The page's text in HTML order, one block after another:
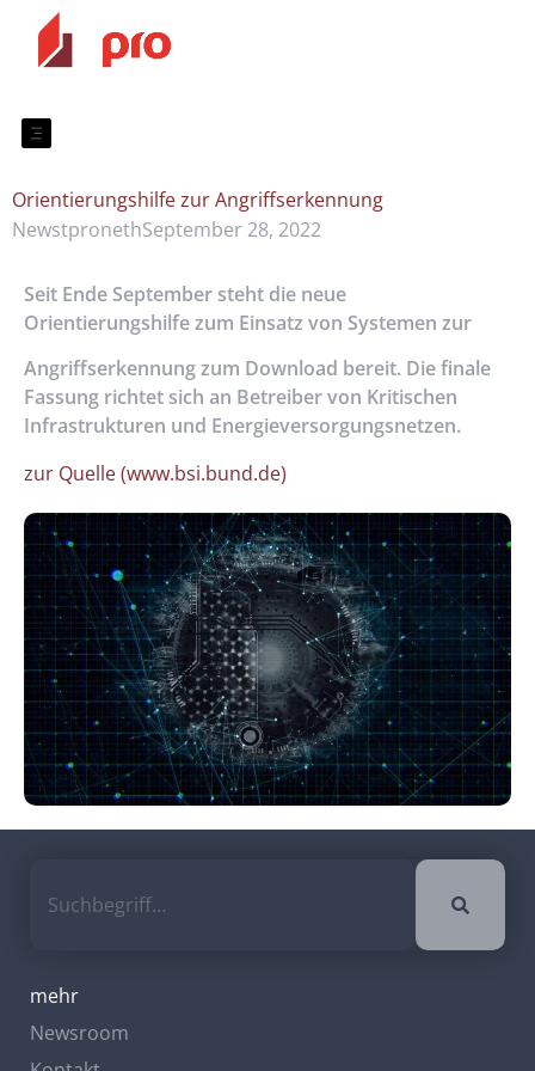
Orientierungshilfe zur Angriffserkennung
NewstpronethSeptember 28, 2022
Seit Ende September steht die neue
Orientierungshilfe zum Einsatz von Systemen zur
Angriffserkennung zum Download bereit. Die finale
Fassung richtet sich an Betreiber von Kritischen
Infrastrukturen und Energieversorgungsnetzen.
zur Quelle (www.bsi.bund.de)
mehr
Newsroom